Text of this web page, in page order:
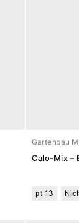
Gartenbau
Calo-Mix –
pt 13